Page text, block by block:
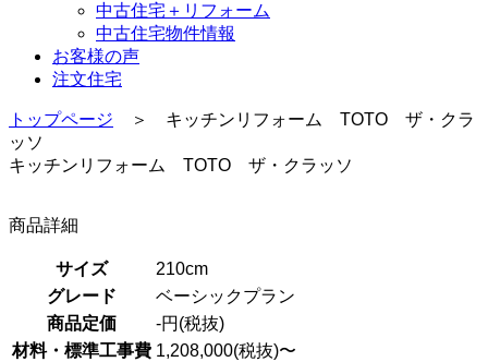
中古住宅＋リフォーム
中古住宅物件情報
お客様の声
注文住宅
トップページ ＞ キッチンリフォーム TOTO ザ・クラ
ッソ
キッチンリフォーム TOTO ザ・クラッソ
商品詳細
サイズ
210cm
グレード
ベーシックプラン
商品定価
-円(税抜)
材料・標準工事費 1,208,000(税抜)〜